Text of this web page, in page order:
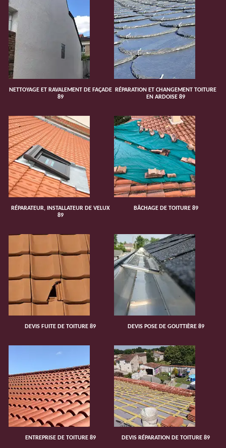
NETTOYAGE ET RAVALEMENT DE FAÇADE
89
RÉPARATION ET CHANGEMENT TOITURE
EN ARDOISE 89
RÉPARATEUR, INSTALLATEUR DE VELUX
89
BÂCHAGE DE TOITURE 89
DEVIS FUITE DE TOITURE 89 DEVIS POSE DE GOUTTIÈRE 89
ENTREPRISE DE TOITURE 89 DEVIS RÉPARATION DE TOITURE 89